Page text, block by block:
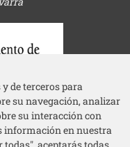
de terceros para
su navegación, analizar
su interacción con
información en nuestra